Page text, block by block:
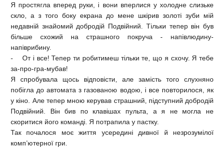
Я простягла вперед руки, і вони вперлися у холодне слизьке
скло, а з того боку екрана до мене шкірив золоті зуби мій
недавній знайомий добродій Подвійний. Тільки тепер він був
більше схожий на страшного покруча - напівлюдину-
напіврибину.
- От і все! Тепер ти робитимеш тільки те, що я схочу. Я тебе
за-про-гра-мубав!
Я спробувала щось відповісти, але замість того слухняно
побігла до автомата з газованою водою, і все повторилося, як
у кіно. Але тепер мною керував страшний, підступний добродій
Подвійний. Він бив по клавішах пульта, а я не могла не
скоритися його команді. Я потрапила у пастку.
Так почалося моє життя усередині дивної й незрозумілої
комп’ютерної гри.